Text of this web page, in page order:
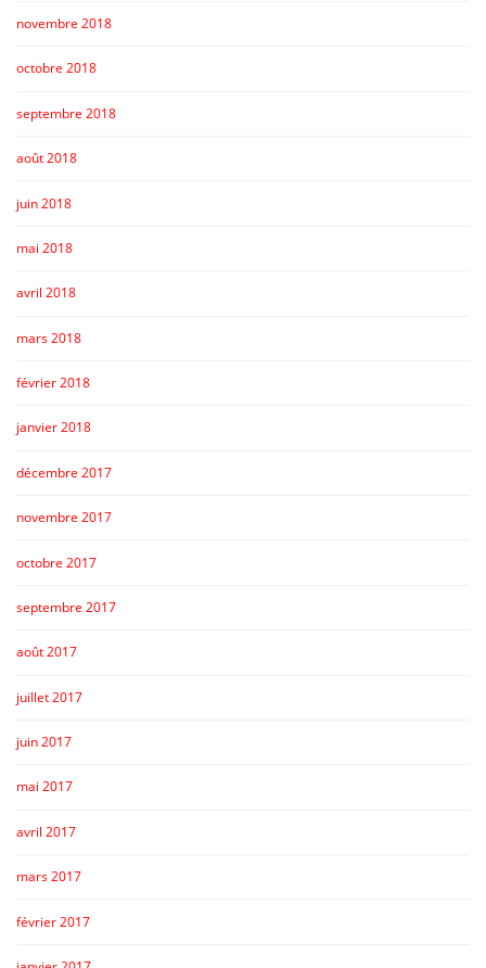
novembre 2018
octobre 2018
septembre 2018
août 2018
juin 2018
mai 2018
avril 2018
mars 2018
février 2018
janvier 2018
décembre 2017
novembre 2017
octobre 2017
septembre 2017
août 2017
juillet 2017
juin 2017
mai 2017
avril 2017
mars 2017
février 2017